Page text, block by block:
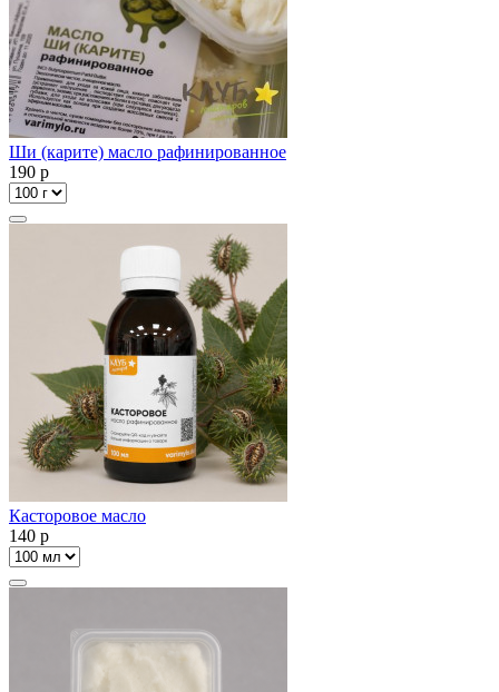
Ши (карите) масло рафинированное
190 p
Касторовое масло
140 p